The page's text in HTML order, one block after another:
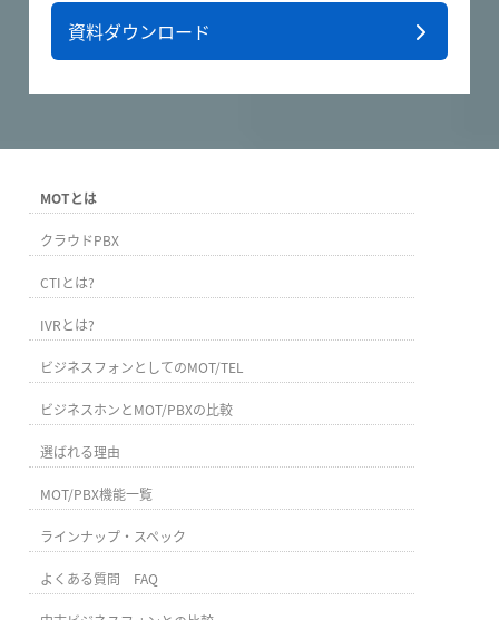
資料ダウンロード
MOTとは
クラウドPBX
CTIとは?
IVRとは?
ビジネスフォンとしてのMOT/TEL
ビジネスホンとMOT/PBXの比較
選ばれる理由
MOT/PBX機能一覧
ラインナップ・スペック
よくある質問 FAQ